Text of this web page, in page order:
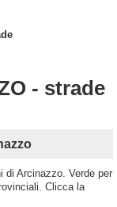
- strade
di Arcinazzo. Verde per
Clicca la